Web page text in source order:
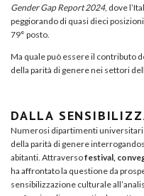
Gender Gap Report 2024, dove
peggiorando di quasi dieci
79° posto.
Ma quale può essere il contributo
della parità di genere nei settori
DALLA
Numerosi dipartimenti universitari
della parità di genere
abitanti. Attraversofestival,
ha affrontato la questione da
sensibilizzazione culturale